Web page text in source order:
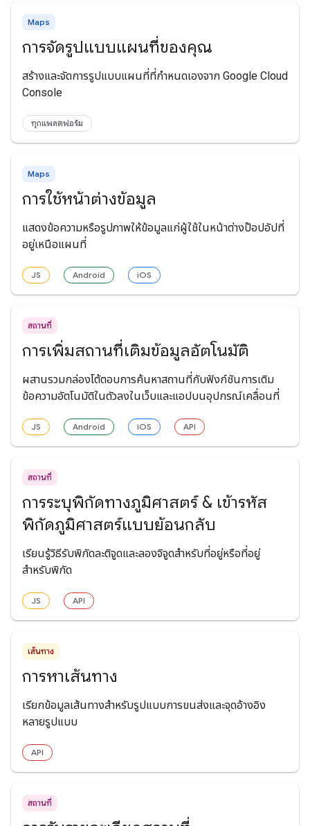
Maps
การจัดรูปแบบแผนที่ของคุณ
สร้างและจัดการรูปแบบแผนที่ที่กำหนดเองจาก Google Cloud
Console
ทุกแพลตฟอร์ม
Maps
การใช้หน้าต่างข้อมูล
แสดงข้อความหรือรูปภาพให้ข้อมูลแก่ผู้ใช้ในหน้าต่างป๊อปอัปที่
อยู่เหนือแผนที่
JS Android iOS
สถานที่
การเพิ่มสถานที่เติมข้อมูลอัตโนมัติ
ผสานรวมกล่องโต้ตอบการค้นหาสถานที่กับฟังก์ชันการเติม
ข้อความอัตโนมัติในตัวลงในเว็บและแอปบนอุปกรณ์เคลื่อนที่
JS Android iOS API
สถานที่
การระบุพิกัดทางภูมิศาสตร์ & เข้ารหัส
พิกัดภูมิศาสตร์แบบย้อนกลับ
เรียนรู้วิธีรับพิกัดละติจูดและลองจิจูดสำหรับที่อยู่หรือที่อยู่
สำหรับพิกัด
JS API
เส้นทาง
การหาเส้นทาง
เรียกข้อมูลเส้นทางสำหรับรูปแบบการขนส่งและจุดอ้างอิง
หลายรูปแบบ
API
สถานที่